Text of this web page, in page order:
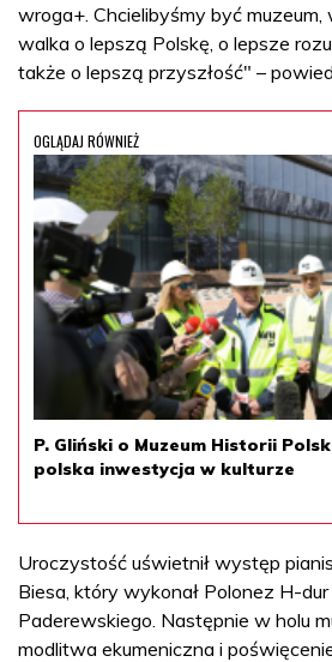
wroga+. Chcielibyśmy być
walka o lepszą Polskę, o lepsze
także o lepszą przyszłość" –
OGLĄDAJ RÓWNIEŻ
P. Gliński o Muzeum Historii
polska inwestycja w kulturze
Uroczystość uświetnił występ
Biesa, który wykonał Polonez H-dur
Paderewskiego. Następnie w holu
modlitwa ekumeniczna i